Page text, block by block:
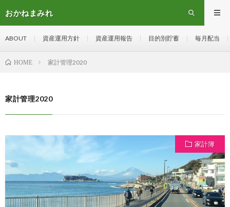
おかねまみれ
ABOUT 資産運用方針 資産運用報告 目的別貯蓄 毎月配当
HOME 家計管理2020
家計管理2020
家計簿